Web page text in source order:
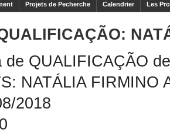
Projets de Pecherche Calendrier Les
de QUALIFICAÇÃO
NATÁLIA FIRMINO
2018